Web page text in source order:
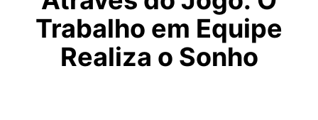
Trabalho em Equipe
Realiza o Sonho